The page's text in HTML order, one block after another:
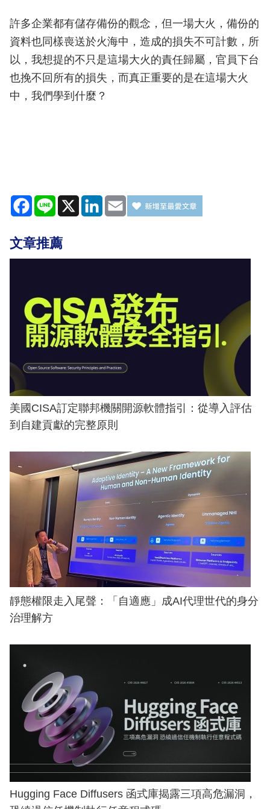
許多企業都有儲存備份的觀念，但一場大火，備份的
資料也同樣喪送於火海中，造成的損失不可計數，所
以，我想提的不只是這場大火的責任歸屬，官員下台
也挽不回所有的損失，而真正重要的是在這場大火
中，我們學到什麼？
Facebook
Line X LinkedIn
Email
文章推薦
美國CISA訂定聯邦機關開源軟體指引：從導入評估
到自建貢獻的完整原則
靜態權限走入尾聲：「自適應」成AI代理世代的身分
治理解方
Hugging Face Diffusers 函式庫揭露三項高危漏洞，